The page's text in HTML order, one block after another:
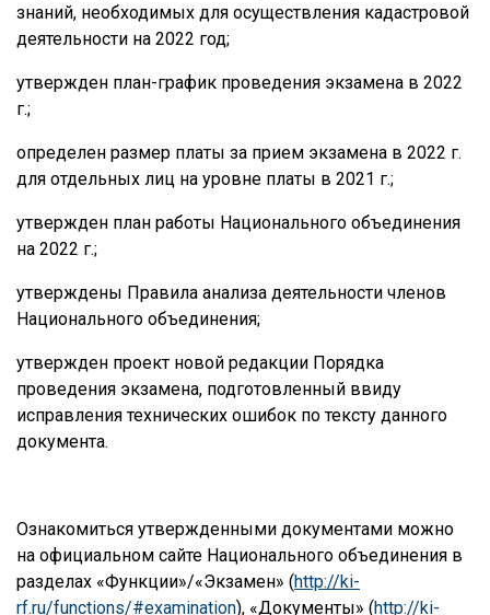
знаний, необходимых для осуществления кадастровой
деятельности на 2022 год;
утвержден план-график проведения экзамена в 2022
г.;
определен размер платы за прием экзамена в 2022 г.
для отдельных лиц на уровне платы в 2021 г.;
утвержден план работы Национального объединения
на 2022 г.;
утверждены Правила анализа деятельности членов
Национального объединения;
утвержден проект новой редакции Порядка
проведения экзамена, подготовленный ввиду
исправления технических ошибок по тексту данного
документа.
Ознакомиться утвержденными документами можно
на официальном сайте Национального объединения в
разделах «Функции»/«Экзамен» (http://ki-
rf.ru/functions/#examination), «Документы» (http://ki-